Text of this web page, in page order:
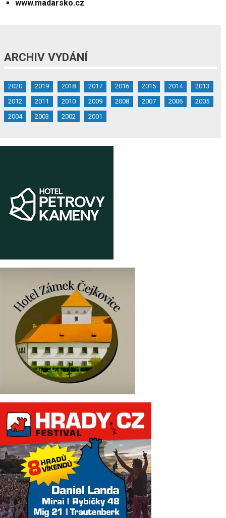
www.madarsko.cz
ARCHIV VYDÁNÍ
2020 2019 2018 2017 2016 2015 2014
2013
2012
2011 2010 2009 2008 2007 2006
2005
2004
2003 2002 2001